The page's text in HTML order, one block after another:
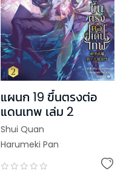
แผนก 19 ขึ้นตรงต่อ
แดนเทพ เล่ม 2
Shui Quan
Harumeki Pan